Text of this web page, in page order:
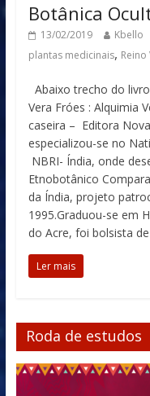
Botânica
13/02/2019 Kbello
plantas medicinais, Reino
Abaixo trecho do
Vera Fróes : Alquimia
caseira – Editora
especializou-se no
NBRI- Índia, onde
Etnobotânico
da Índia, projeto
1995.Graduou-se em
do Acre, foi bolsista
Ler mais
Roda de estudos